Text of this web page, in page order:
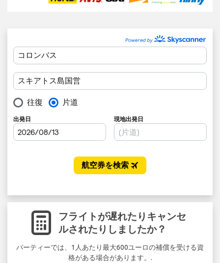
フライトが遅れたりキャンセ
ルされたりしましたか？
パーティーでは、1人あたり最大600ユーロの補償を受ける資
格がある場合があります。.